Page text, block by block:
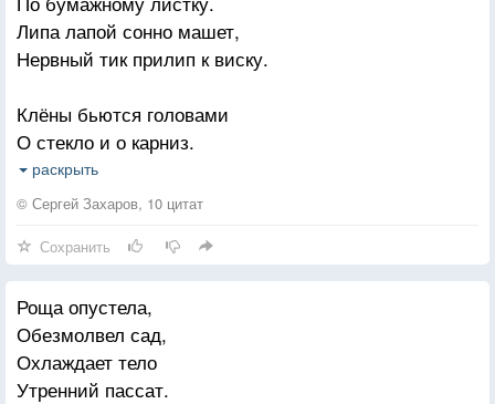
Кружа над сказкой золотою,
Порхали феи октября.
Липа лапой сонно машет,
Нервный тик прилип к виску.
Клёны бьются головами
О стекло и о карниз.
Стихотворными словами
Щекочу в потёмках лист.
По бумаге пляшет слово
И чеканит шаг всерьёз,
А на землю небо снова
Уронило слёзы звёзд.
раскрыть
© Сергей Захаров, 10 цитат
Сохранить
Роща опустела,
Обезмолвел сад,
Охлаждает тело
Утренний пассат.